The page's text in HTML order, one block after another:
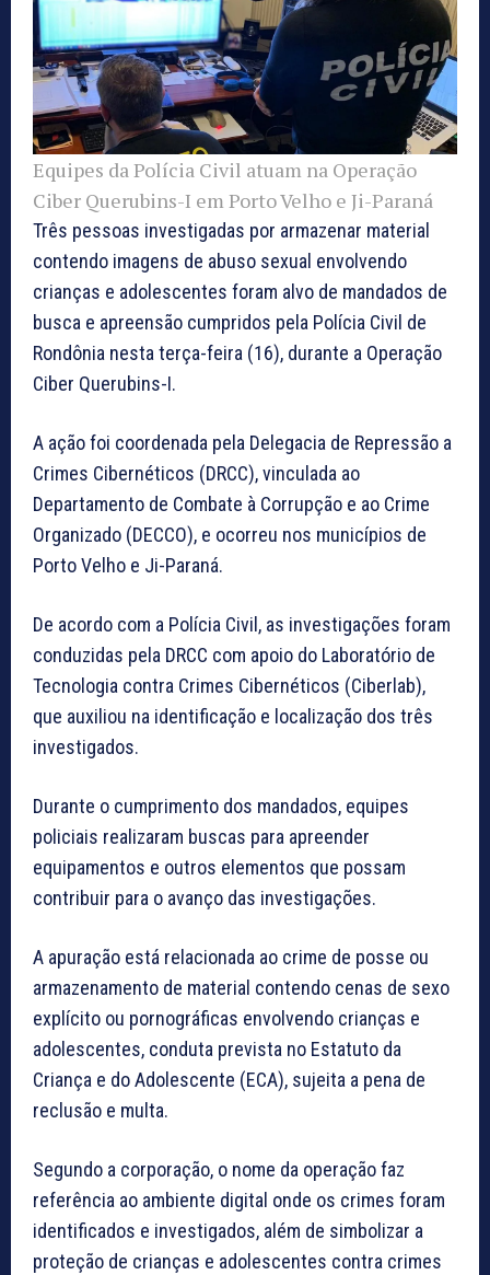
Equipes da Polícia Civil atuam na Operação
Ciber Querubins-I em Porto Velho e Ji-Paraná
Três pessoas investigadas por armazenar material
contendo imagens de abuso sexual envolvendo
crianças e adolescentes foram alvo de mandados de
busca e apreensão cumpridos pela Polícia Civil de
Rondônia nesta terça-feira (16), durante a Operação
Ciber Querubins-I.
A ação foi coordenada pela Delegacia de Repressão a
Crimes Cibernéticos (DRCC), vinculada ao
Departamento de Combate à Corrupção e ao Crime
Organizado (DECCO), e ocorreu nos municípios de
Porto Velho e Ji-Paraná.
De acordo com a Polícia Civil, as investigações foram
conduzidas pela DRCC com apoio do Laboratório de
Tecnologia contra Crimes Cibernéticos (Ciberlab),
que auxiliou na identificação e localização dos três
investigados.
Durante o cumprimento dos mandados, equipes
policiais realizaram buscas para apreender
equipamentos e outros elementos que possam
contribuir para o avanço das investigações.
A apuração está relacionada ao crime de posse ou
armazenamento de material contendo cenas de sexo
explícito ou pornográficas envolvendo crianças e
adolescentes, conduta prevista no Estatuto da
Criança e do Adolescente (ECA), sujeita a pena de
reclusão e multa.
Segundo a corporação, o nome da operação faz
referência ao ambiente digital onde os crimes foram
identificados e investigados, além de simbolizar a
proteção de crianças e adolescentes contra crimes